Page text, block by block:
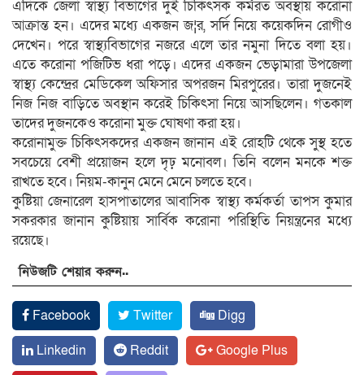
এদিকে জেলা স্বাস্থ্য বিভাগের দুই চিকিৎসক কর্মরত অবস্থায় করোনা
আক্রান্ত হন। এদের মধ্যে একজন জ¦র, সর্দি নিয়ে কয়েকদিন রোগীও
দেখেন। পরে স্বাস্থ্যবিভাগের নজরে এলে তার নমুনা দিতে বলা হয়।
এতে করোনা পজিটিভ ধরা পড়ে। এদের একজন ভেড়ামারা উপজেলা
স্বাস্থ্য কেন্দ্রের মেডিকেল অফিসার অপরজন মিরপুরের। তারা দুজনেই
নিজ নিজ বাড়িতে অবস্থান করেই চিকিৎসা নিয়ে আসছিলেন। গতকাল
তাদের দুজনকেও করোনা মুক্ত ঘোষণা করা হয়।
করোনামুক্ত চিকিৎসকদের একজন জানান এই রোহটি থেকে সুস্থ হতে
সবচেয়ে বেশী প্রয়োজন হলে দৃঢ় মনোবল। তিনি বলেন মনকে শক্ত
রাখতে হবে। নিয়ম-কানুন মেনে মেনে চলতে হবে।
কুষ্টিয়া জেনারেল হাসপাতালের আবাসিক স্বাস্থ্য কর্মকর্তা তাপস কুমার
সকরকার জানান কুষ্টিয়ায় সার্বিক করোনা পরিস্থিতি নিয়ন্ত্রনের মধ্যে
রয়েছে।
নিউজটি শেয়ার করুন..
Facebook Twitter
Digg
Linkedin
Reddit
Google Plus